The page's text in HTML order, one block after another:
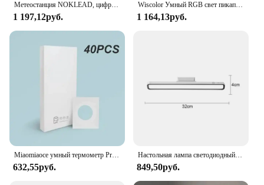
Метеостанция NOKLEAD, цифровой измеритель температуры и влажности в помещении, с ЖК дисплеем
1 197,12руб.
Wiscolor Умный RGB свет пикапа, музыкальный ритм света игровая настольная лампа рождественское украшение Ambient свет ритм настольное освещение рабочего стола RGB свет бар музыкальный ритм
1 164,13руб.
Miaomiaoce умный термометр Pro Type-C, перезаряжаемый, IPX6 Водонепроницаемый, измерение температуры, лихорадки, сигнализация, удаленный мониторинг
632,55руб.
Настольная лампа светодиодный с зарядкой от USB, настольная лампа с плавным затемнением, подвесная Магнитная настольная лампа для спальни, настольная лампа для чтения, перезаряжаемая Ночная лампа
849,50руб.